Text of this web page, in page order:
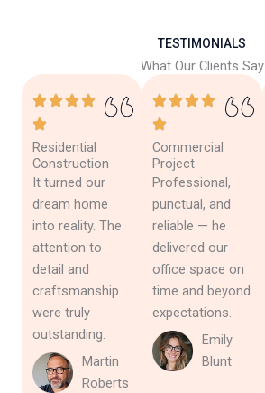
TESTIMONIALS
What Our Clients Say
Residential
Construction
It turned our
dream home
into reality. The
attention to
detail and
craftsmanship
were truly
outstanding.
Martin
Roberts
Commercial
Project
Professional,
punctual, and
reliable — he
delivered our
office space on
time and beyond
expectations.
Emily
Blunt